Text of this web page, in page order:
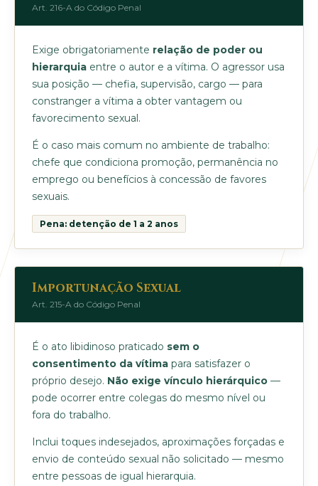
Art. 216-A do Código Penal
Exige obrigatoriamente relação de poder ou
hierarquia entre o autor e a vítima. O agressor usa
sua posição — chefia, supervisão, cargo — para
constranger a vítima a obter vantagem ou
favorecimento sexual.
É o caso mais comum no ambiente de trabalho:
chefe que condiciona promoção, permanência no
emprego ou benefícios à concessão de favores
sexuais.
Pena: detenção de 1 a 2 anos
Importunação Sexual
Art. 215-A do Código Penal
É o ato libidinoso praticado sem o
consentimento da vítima para satisfazer o
próprio desejo. Não exige vínculo hierárquico —
pode ocorrer entre colegas do mesmo nível ou
fora do trabalho.
Inclui toques indesejados, aproximações forçadas e
envio de conteúdo sexual não solicitado — mesmo
entre pessoas de igual hierarquia.